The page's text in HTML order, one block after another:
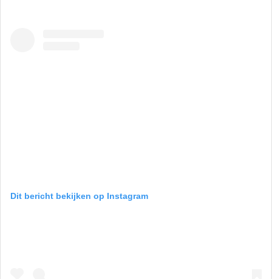
Dit bericht bekijken op Instagram